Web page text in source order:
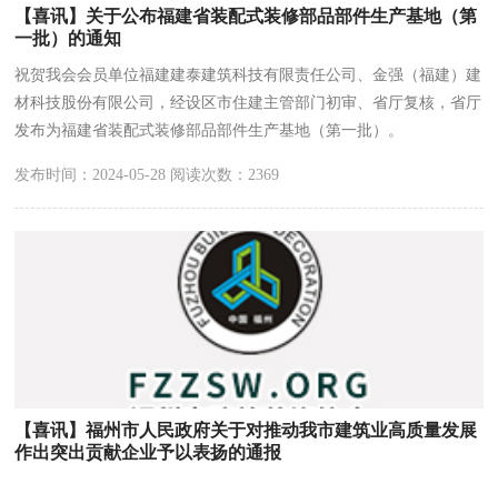
【喜讯】关于公布福建省装配式装修部品部件生产基地（第
一批）的通知
祝贺我会会员单位福建建泰建筑科技有限责任公司、金强（福建）建
材科技股份有限公司，经设区市住建主管部门初审、省厅复核，省厅
发布为福建省装配式装修部品部件生产基地（第一批）。
发布时间：2024-05-28 阅读次数：2369
【喜讯】福州市人民政府关于对推动我市建筑业高质量发展
作出突出贡献企业予以表扬的通报